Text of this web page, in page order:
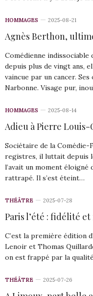
HOMMAGES 2025-08-21
Agnès Berthon,
Comédienne
depuis plus de vingt ans,
vaincue par un cancer.
Narbonne. Visage pur,
HOMMAGES 2025-08-14
Adieu à Pierre
Sociétaire de la Comédie-
registres, il luttait depuis
l’avait un moment éloigné
rattrapé. Il s’est éteint…
THÉÂTRE 2025-07-28
Paris l’été : fidélité
C’est la première édition
Lenoir et Thomas
on est frappé par la
THÉÂTRE 2025-07-26